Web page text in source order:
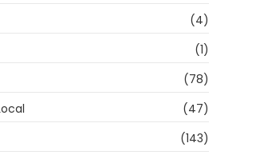
(4)
(1)
(78)
(47)
(143)